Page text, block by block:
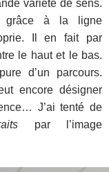
variété de sens.
grâce à la ligne
Il en fait par
le haut et le bas.
d’un parcours.
encore désigner
J’ai tenté de
par l’image